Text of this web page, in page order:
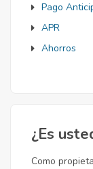
Pago
APR
Ahorros
¿Es
Como